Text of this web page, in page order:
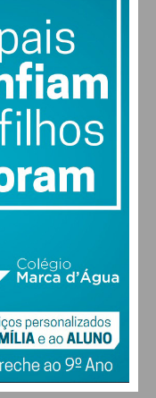
° 30°
ALTERAR
PAÇOS DE